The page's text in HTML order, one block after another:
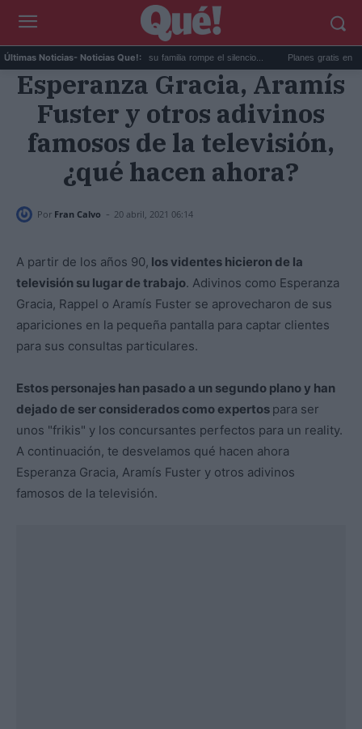
Últimas Noticias- Noticias Que!:
El caso Perez Hilton: su familia rompe el silencio... Planes gratis en
Esperanza Gracia, Aramís
Fuster y otros adivinos
famosos de la televisión,
¿qué hacen ahora?
Por Fran Calvo - 20 abril, 2021 06:14
A partir de los años 90, los videntes hicieron de la
televisión su lugar de trabajo. Adivinos como Esperanza
Gracia, Rappel o Aramís Fuster se aprovecharon de sus
apariciones en la pequeña pantalla para captar clientes
para sus consultas particulares.
Estos personajes han pasado a un segundo plano y han
dejado de ser considerados como expertos para ser
unos "frikis" y los concursantes perfectos para un reality.
A continuación, te desvelamos qué hacen ahora
Esperanza Gracia, Aramís Fuster y otros adivinos
famosos de la televisión.